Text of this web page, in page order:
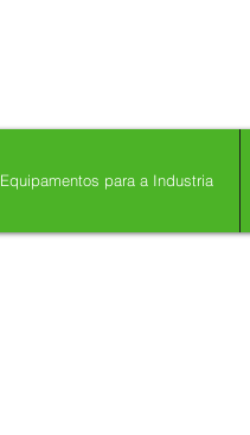
Equipamentos para a Industria